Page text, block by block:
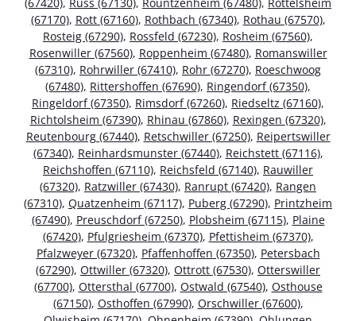
(67170), Rott (67160), Rothbach (67340), Rothau (67570),
Rosteig (67290), Rossfeld (67230), Rosheim (67560),
Rosenwiller (67560), Roppenheim (67480), Romanswiller
(67310), Rohrwiller (67410), Rohr (67270), Roeschwoog
(67480), Rittershoffen (67690), Ringendorf (67350),
Ringeldorf (67350), Rimsdorf (67260), Riedseltz (67160),
Richtolsheim (67390), Rhinau (67860), Rexingen (67320),
Reutenbourg (67440), Retschwiller (67250), Reipertswiller
(67340), Reinhardsmunster (67440), Reichstett (67116),
Reichshoffen (67110), Reichsfeld (67140), Rauwiller
(67320), Ratzwiller (67430), Ranrupt (67420), Rangen
(67310), Quatzenheim (67117), Puberg (67290), Printzheim
(67490), Preuschdorf (67250), Plobsheim (67115), Plaine
(67420), Pfulgriesheim (67370), Pfettisheim (67370),
Pfalzweyer (67320), Pfaffenhoffen (67350), Petersbach
(67290), Ottwiller (67320), Ottrott (67530), Otterswiller
(67700), Ottersthal (67700), Ostwald (67540), Osthouse
(67150), Osthoffen (67990), Orschwiller (67600),